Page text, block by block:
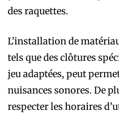
des raquettes.
L’installation de
tels que des clôtures
jeu adaptées, peut
nuisances sonores. De
respecter les horaires